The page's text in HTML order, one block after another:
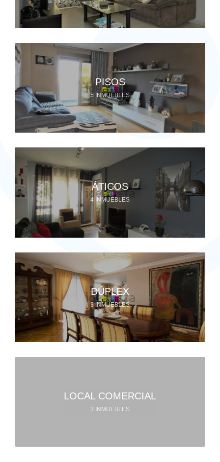
PISOS
5 INMUEBLES
ÁTICOS
4 INMUEBLES
DÚPLEX
3 INMUEBLES
LOCAL COMERCIAL
3 INMUEBLES